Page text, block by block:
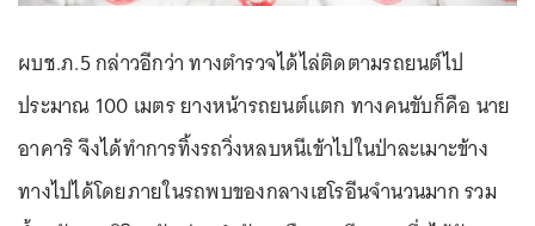
ผบช.ภ.5 กล่าวอีกว่า ทางตำรวจได้ไล่ติดตามรถยนต์ไป
ประมาณ 100 เมตร ยางหน้ารถยนต์แตก ทางคนขับก็คือ นาย
อาคาริ จึงได้ทำการทิ้งรถวิ่งหลบหนีเข้าไปในป่าละเมาะข้าง
ทางไปได้โดยภายในรถพบของกลางเฮโรอีนจำนวนมาก รวม